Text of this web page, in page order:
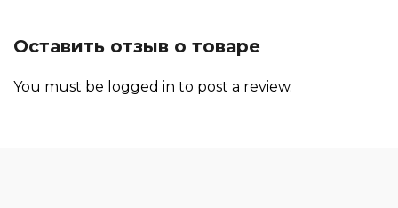
Оставить отзыв о товаре
You must be logged in to post a review.